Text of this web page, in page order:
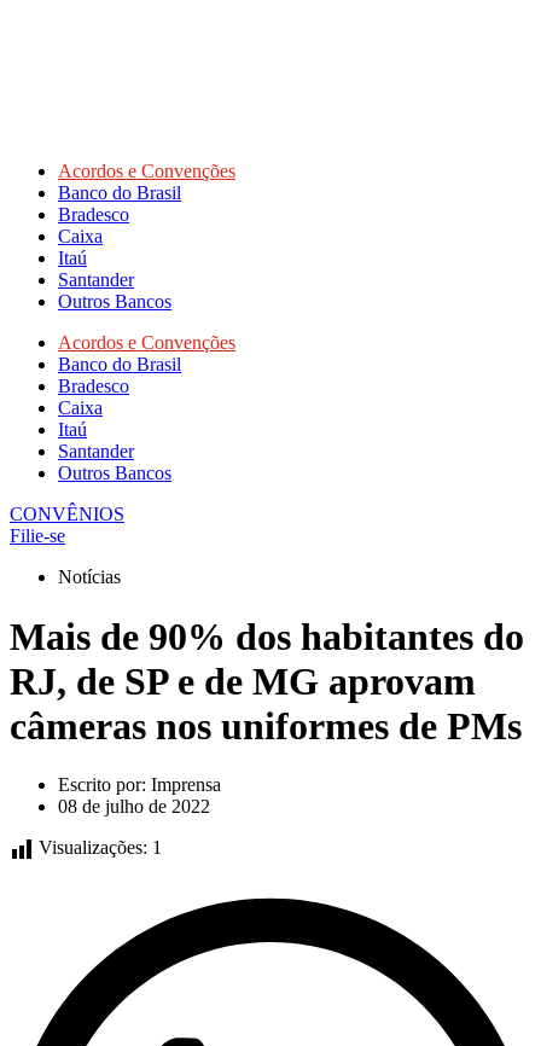
Acordos e Convenções
Banco do Brasil
Bradesco
Caixa
Itaú
Santander
Outros Bancos
Acordos e Convenções
Banco do Brasil
Bradesco
Caixa
Itaú
Santander
Outros Bancos
CONVÊNIOS
Filie-se
Notícias
Mais de 90% dos habitantes do
RJ, de SP e de MG aprovam
câmeras nos uniformes de PMs
Escrito por: Imprensa
08 de julho de 2022
Visualizações: 1